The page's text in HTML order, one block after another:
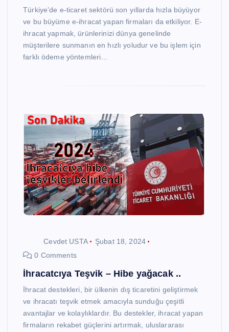
Türkiye’de e-ticaret sektörü son yıllarda hızla büyüyor
ve bu büyüme e-ihracat yapan firmaları da etkiliyor. E-
ihracat yapmak, ürünlerinizi dünya genelinde
müşterilere sunmanın en hızlı yoludur ve bu işlem için
farklı ödeme yöntemleri…
Cevdet USTA
Şubat 18, 2024
0 Comments
İhracatcıya Teşvik – Hibe yağacak ..
İhracat destekleri, bir ülkenin dış ticaretini geliştirmek
ve ihracatı teşvik etmek amacıyla sunduğu çeşitli
avantajlar ve kolaylıklardır. Bu destekler, ihracat yapan
firmaların rekabet güçlerini artırmak, uluslararası